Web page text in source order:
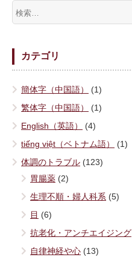
カテゴリ
簡体字（中国語）
(1)
繁体字（中国語）
(1)
English（英語）
(4)
tiếng việt（ベトナム語）
(1)
体調のトラブル (123)
胃腸薬 (2)
生理不順・婦人科系 (5)
目 (6)
抗老化・アンチエイジング
自律神経や心 (13)